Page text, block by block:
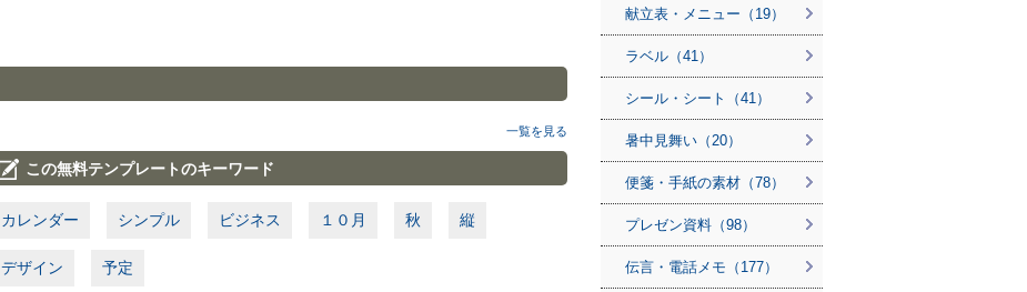
一覧を見る
この無料テンプレートのキーワード
カレンダー シンプル ビジネス １０月 秋 縦
デザイン 予定
献立表・メニュー（19）
ラベル（41）
シール・シート（41）
暑中見舞い（20）
便箋・手紙の素材（78）
プレゼン資料（98）
伝言・電話メモ（177）